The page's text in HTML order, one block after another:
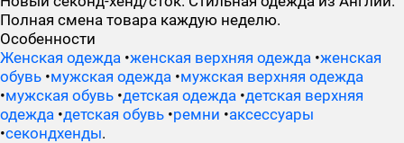
Полная смена товара каждую неделю.
Особенности
Женская одежда •женская верхняя одежда •женская
обувь •мужская одежда •мужская верхняя одежда
•мужская обувь •детская одежда •детская верхняя
одежда •детская обувь •ремни •аксессуары
•секондхенды.